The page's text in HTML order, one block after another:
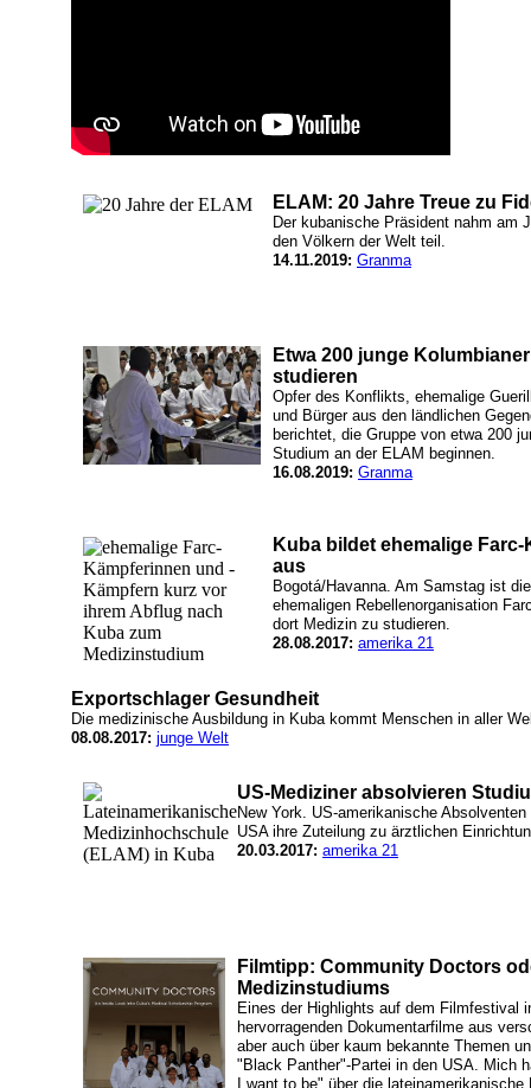
ELAM: 20 Jahre Treue zu
Der kubanische Präsident nahm am
den Völkern der Welt teil.
14.11.2019: Granma
Etwa 200 junge
studieren
Opfer des Konflikts, ehemalige
und Bürger aus den ländlichen
berichtet, die Gruppe von etwa 200
Studium an der ELAM beginnen.
16.08.2019: Granma
Kuba bildet ehemalige
aus
Bogotá/Havanna. Am Samstag ist
ehemaligen Rebellenorganisation
dort Medizin zu studieren.
28.08.2017: amerika 21
Exportschlager Gesundheit
Die medizinische Ausbildung in Kuba kommt Menschen in aller
08.08.2017: junge Welt
US-Mediziner absolvieren
New York. US-amerikanische
USA ihre Zuteilung zu ärztlichen
20.03.2017: amerika 21
Filmtipp: Community Doctors
Medizinstudiums
Eines der Highlights auf dem Filmfestival
hervorragenden Dokumentarfilme aus
aber auch über kaum bekannte Themen
"Black Panther"-Partei in den USA. Mich
I want to be" über die